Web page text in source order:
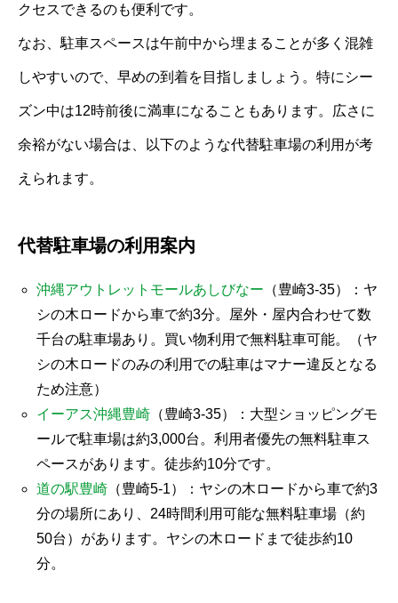
クセスできるのも便利です。
なお、駐車スペースは午前中から埋まることが多く混雑
しやすいので、早めの到着を目指しましょう。特にシー
ズン中は12時前後に満車になることもあります。広さに
余裕がない場合は、以下のような代替駐車場の利用が考
えられます。
代替駐車場の利用案内
沖縄アウトレットモールあしびなー （豊崎3-35）：ヤ
シの木ロードから車で約3分。屋外・屋内合わせて数
千台の駐車場あり。買い物利用で無料駐車可能。（ヤ
シの木ロードのみの利用での駐車はマナー違反となる
ため注意）
イーアス沖縄豊崎（豊崎3-35）：大型ショッピングモ
ールで駐車場は約3,000台。利用者優先の無料駐車ス
ペースがあります。徒歩約10分です。
道の駅豊崎（豊崎5-1）：ヤシの木ロードから車で約3
分の場所にあり、24時間利用可能な無料駐車場（約
50台）があります。ヤシの木ロードまで徒歩約10
分。